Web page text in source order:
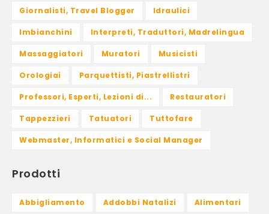
Giornalisti, Travel Blogger Idraulici
Imbianchini Interpreti, Traduttori, Madrelingua
Massaggiatori Muratori Musicisti
Orologiai Parquettisti, Piastrellistri
Professori, Esperti, Lezioni di... Restauratori
Tappezzieri Tatuatori Tuttofare
Webmaster, Informatici e Social Manager
Prodotti
Abbigliamento Addobbi Natalizi Alimentari